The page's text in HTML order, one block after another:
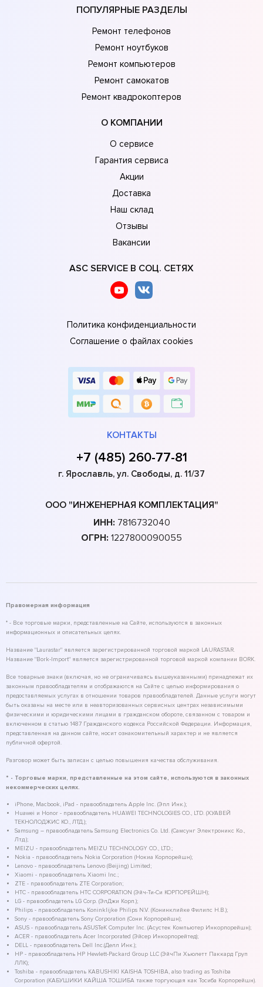
ПОПУЛЯРНЫЕ РАЗДЕЛЫ
Ремонт телефонов
Ремонт ноутбуков
Ремонт компьютеров
Ремонт самокатов
Ремонт квадрокоптеров
О КОМПАНИИ
О сервисе
Гарантия сервиса
Акции
Доставка
Наш склад
Отзывы
Вакансии
ASC SERVICE В СОЦ. СЕТЯХ
Политика конфиденциальности
Соглашение о файлах cookies
КОНТАКТЫ
+7 (485) 260-77-81
г. Ярославль, ул. Свободы, д. 11/37
ООО "ИНЖЕНЕРНАЯ КОМПЛЕКТАЦИЯ"
ИНН: 7816732040
ОГРН: 1227800090055
Правомерная информация
* - Все торговые марки, представленные на Сайте, используются в законных
информационных и описательных целях.
Название "Laurastar" является зарегистрированной торговой маркой LAURASTAR.
Название "Bork-Import" является зарегистрированной торговой маркой компании BORK.
Все товарные знаки (включая, но не ограничиваясь вышеуказанными) принадлежат их
законным правообладателям и отображаются на Сайте с целью информирования о
предоставляемых услугах в отношении товаров правообладателей. Данные услуги могут
быть оказаны на месте или в неавторизованных сервисных центрах независимыми
физическими и юридическими лицами в гражданском обороте, связанном с товаром и
включенном в статью 1487 Гражданского кодекса Российской Федерации. Информация,
представленная на данном сайте, носит ознакомительный характер и не является
публичной офертой.
Разговор может быть записан с целью повышения качества обслуживания.
* - Торговые марки, представленные на этом сайте, используются в законных
некоммерческих целях.
iPhone, Macbook, iPad - правообладатель Apple Inc. (Эпл Инк.);
Huawei и Honor - правообладатель HUAWEI TECHNOLOGIES CO., LTD. (ХУАВЕЙ
ТЕКНОЛОДЖИС КО., ЛТД.);
Samsung – правообладатель Samsung Electronics Co. Ltd. (Самсунг Электроникс Ко.,
Лтд.);
MEIZU - правообладатель MEIZU TECHNOLOGY CO., LTD.;
Nokia - правообладатель Nokia Corporation (Нокиа Корпорейшн);
Lenovo - правообладатель Lenovo (Beijing) Limited;
Xiaomi - правообладатель Xiaomi Inc.;
ZTE - правообладатель ZTE Corporation;
HTC - правообладатель HTC CORPORATION (Эйч-Ти-Си КОРПОРЕЙШН);
LG - правообладатель LG Corp. (ЭлДжи Корп.);
Philips - правообладатель Koninklijke Philips N.V. (Конинклийке Филипс Н.В.);
Sony - правообладатель Sony Corporation (Сони Корпорейшн);
ASUS - правообладатель ASUSTeK Computer Inc. (Асустек Компьютер Инкорпорейшн);
ACER - правообладатель Acer Incorporated (Эйсер Инкорпорейтед);
DELL - правообладатель Dell Inc.(Делл Инк.);
HP - правообладатель HP Hewlett-Packard Group LLC (ЭйчПи Хьюлетт Паккард Груп
ЛЛК);
Toshiba - правообладатель KABUSHIKI KAISHA TOSHIBA, also trading as Toshiba
Corporation (КАБУШИКИ КАЙША ТОШИБА также торгующая как Тосиба Корпорейшн).